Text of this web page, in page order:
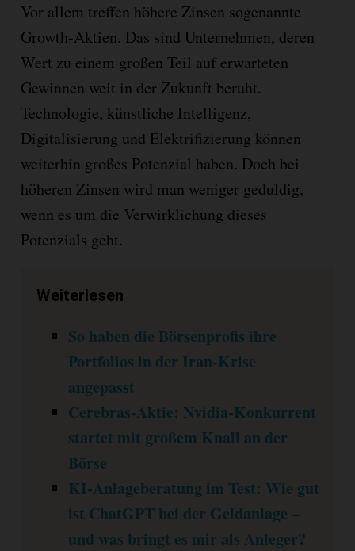
Vor allem treffen höhere Zinsen sogenannte
Growth-Aktien. Das sind Unternehmen, deren
Wert zu einem großen Teil auf erwarteten
Gewinnen weit in der Zukunft beruht.
Technologie, künstliche Intelligenz,
Digitalisierung und Elektrifizierung können
weiterhin großes Potenzial haben. Doch bei
höheren Zinsen wird man weniger geduldig,
wenn es um die Verwirklichung dieses
Potenzials geht.
Weiterlesen
So haben die Börsenprofis ihre
Portfolios in der Iran-Krise
angepasst
Cerebras-Aktie: Nvidia-Konkurrent
startet mit großem Knall an der
Börse
KI-Anlageberatung im Test: Wie gut
ist ChatGPT bei der Geldanlage –
und was bringt es mir als Anleger?